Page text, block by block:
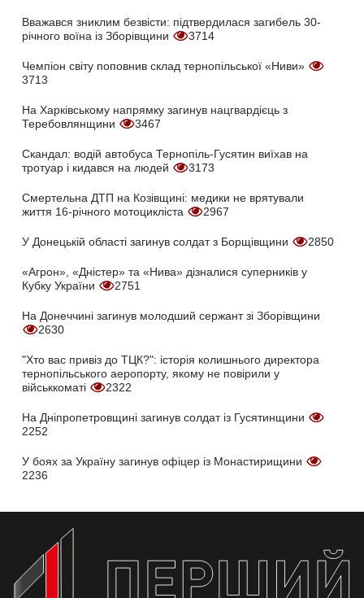
Вважався зниклим безвісти: підтвердилася загибель 30-
річного воїна із Зборівщини
3714
Чемпіон світу поповнив склад тернопільської «Ниви»
3713
На Харківському напрямку загинув нацгвардієць з
Теребовлянщини
3467
Скандал: водій автобуса Тернопіль-Гусятин виїхав на
тротуар і кидався на людей
3173
Смертельна ДТП на Козівщині: медики не врятували
життя 16-річного мотоцикліста
2967
У Донецькій області загинув солдат з Борщівщини 2850
«Агрон», «Дністер» та «Нива» дізналися суперників у
Кубку України
2751
На Донеччині загинув молодший сержант зі Зборівщини
2630
"Хто вас привіз до ТЦК?": історія колишнього директора
тернопільського аеропорту, якому не повірили у
військкоматі
2322
На Дніпропетровщині загинув солдат із Гусятинщини
2252
У боях за Україну загинув офіцер із Монастирищини
2236